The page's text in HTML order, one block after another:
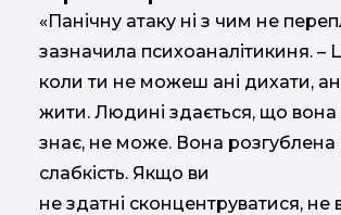
«Панічну атаку ні з чим не
зазначила психоаналітикиня. –
коли ти не можеш ані дихати,
жити. Людині здається, що вона
знає, не може. Вона розгублена
слабкість. Якщо ви
не здатні сконцентруватися, не